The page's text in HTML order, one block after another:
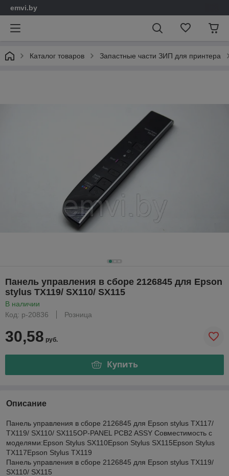
emvi.by
Каталог товаров Запастные части ЗИП для принтера
Панель управления в сборе 2126845 для Epson
stylus TX119/ SX110/ SX115
В наличии
Код: р-20836
Розница
30,58 руб.
Купить
Описание
Панель управления в сборе 2126845 для Epson stylus TX117/
TX119/ SX110/ SX115OP-PANEL PCB2 ASSY Совместимость с
моделями:Epson Stylus SX110Epson Stylus SX115Epson Stylus
TX117Epson Stylus TX119
Панель управления в сборе 2126845 для Epson stylus TX119/
SX110/ SX115